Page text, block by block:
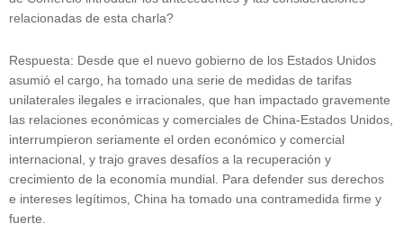
relacionadas de esta charla?
Respuesta: Desde que el nuevo gobierno de los Estados Unidos
asumió el cargo, ha tomado una serie de medidas de tarifas
unilaterales ilegales e irracionales, que han impactado gravemente
las relaciones económicas y comerciales de China-Estados Unidos,
interrumpieron seriamente el orden económico y comercial
internacional, y trajo graves desafíos a la recuperación y
crecimiento de la economía mundial. Para defender sus derechos
e intereses legítimos, China ha tomado una contramedida firme y
fuerte.